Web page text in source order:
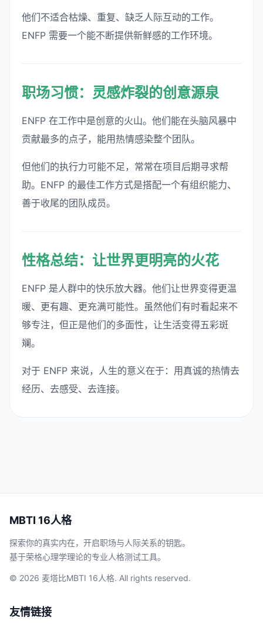
他们不适合枯燥、重复、缺乏人际互动的工作。
ENFP 需要一个能不断提供新鲜感的工作环境。
职场习惯：灵感炸裂的创意源泉
ENFP 在工作中是创意的火山。他们能在头脑风暴中
贡献最多的点子，能用热情感染整个团队。
但他们的执行力可能不足，常常在项目后期寻求帮
助。ENFP 的最佳工作方式是搭配一个有组织能力、
善于收尾的团队成员。
性格总结：让世界更明亮的火花
ENFP 是人群中的快乐放大器。他们让世界变得更温
暖、更有趣、更充满可能性。虽然他们有时看起来不
够专注，但正是他们的多面性，让生活变得五彩斑
斓。
对于 ENFP 来说，人生的意义在于：用真诚的热情去
经历、去感受、去连接。
MBTI 16人格
探索你的真实内在，开启职场与人际关系的钥匙。
基于荣格心理学理论的专业人格测试工具。
© 2026 麦塔比MBTI 16人格. All rights reserved.
友情链接